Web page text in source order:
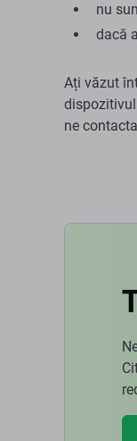
nu
dacă
Ați văzut
dispozitivul
ne